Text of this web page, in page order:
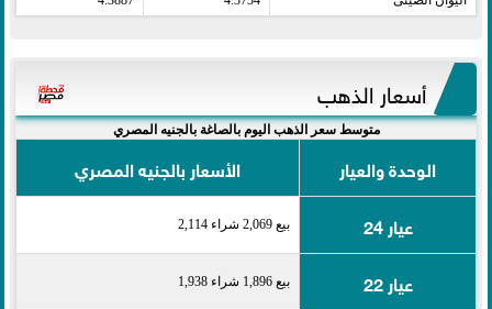
أسعار الذهب
متوسط سعر الذهب اليوم بالصاغة بالجنيه المصري
الوحدة والعيار
الأسعار بالجنيه المصري
عيار 24
بيع 2,069 شراء 2,114
عيار 22 بيع 1,896 شراء 1,938